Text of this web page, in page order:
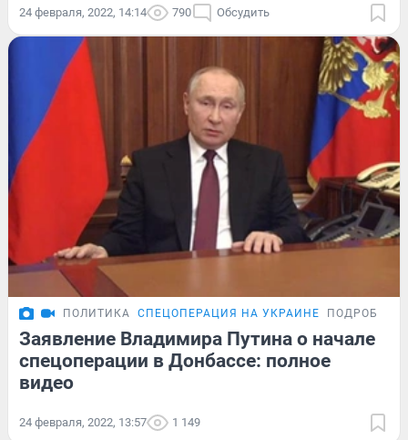
24 февраля, 2022, 14:14 790 Обсудить
ПОЛИТИКА СПЕЦОПЕРАЦИЯ НА УКРАИНЕ
Заявление Владимира Путина о начале
спецоперации в Донбассе: полное
видео
24 февраля, 2022, 13:57 1 149